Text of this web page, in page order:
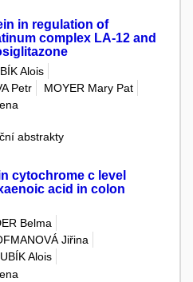
in regulation of
complex LA-12 and
Alois
Petr
MOYER Mary Pat
abstrakty
cytochrome c level
acid in colon
Belma
Jiřina
Alois